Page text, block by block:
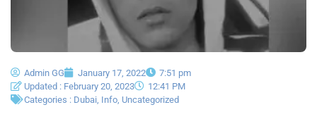
Admin GG January 17, 2022
7:51 pm
Updated : February 20, 2023
12:41 PM
Categories : Dubai Info Uncategorized